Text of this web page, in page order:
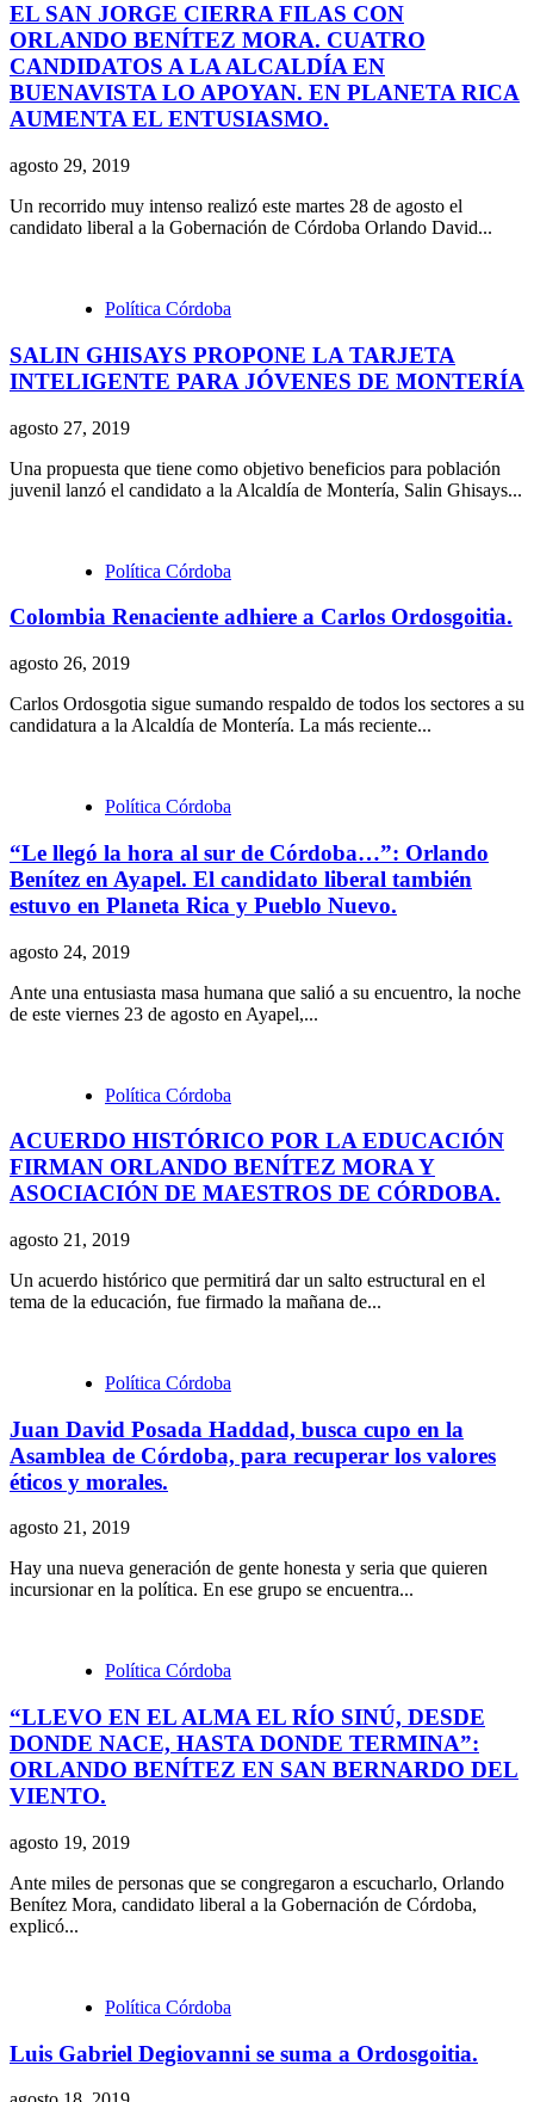
EL SAN JORGE CIERRA FILAS CON
ORLANDO BENÍTEZ MORA. CUATRO
CANDIDATOS A LA ALCALDÍA EN
BUENAVISTA LO APOYAN. EN PLANETA RICA
AUMENTA EL ENTUSIASMO.
agosto 29, 2019
Un recorrido muy intenso realizó este martes 28 de agosto el
candidato liberal a la Gobernación de Córdoba Orlando David...
Política Córdoba
SALIN GHISAYS PROPONE LA TARJETA
INTELIGENTE PARA JÓVENES DE MONTERÍA
agosto 27, 2019
Una propuesta que tiene como objetivo beneficios para población
juvenil lanzó el candidato a la Alcaldía de Montería, Salin Ghisays...
Política Córdoba
Colombia Renaciente adhiere a Carlos Ordosgoitia.
agosto 26, 2019
Carlos Ordosgotia sigue sumando respaldo de todos los sectores a su
candidatura a la Alcaldía de Montería. La más reciente...
Política Córdoba
“Le llegó la hora al sur de Córdoba…”: Orlando
Benítez en Ayapel. El candidato liberal también
estuvo en Planeta Rica y Pueblo Nuevo.
agosto 24, 2019
Ante una entusiasta masa humana que salió a su encuentro, la noche
de este viernes 23 de agosto en Ayapel,...
Política Córdoba
ACUERDO HISTÓRICO POR LA EDUCACIÓN
FIRMAN ORLANDO BENÍTEZ MORA Y
ASOCIACIÓN DE MAESTROS DE CÓRDOBA.
agosto 21, 2019
Un acuerdo histórico que permitirá dar un salto estructural en el
tema de la educación, fue firmado la mañana de...
Política Córdoba
Juan David Posada Haddad, busca cupo en la
Asamblea de Córdoba, para recuperar los valores
éticos y morales.
agosto 21, 2019
Hay una nueva generación de gente honesta y seria que quieren
incursionar en la política. En ese grupo se encuentra...
Política Córdoba
“LLEVO EN EL ALMA EL RÍO SINÚ, DESDE
DONDE NACE, HASTA DONDE TERMINA”:
ORLANDO BENÍTEZ EN SAN BERNARDO DEL
VIENTO.
agosto 19, 2019
Ante miles de personas que se congregaron a escucharlo, Orlando
Benítez Mora, candidato liberal a la Gobernación de Córdoba,
explicó...
Política Córdoba
Luis Gabriel Degiovanni se suma a Ordosgoitia.